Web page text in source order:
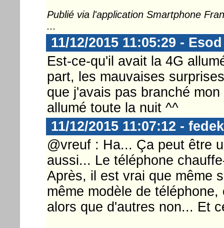
Publié via l'application Smartphone
...
11/12/2015 11:05:29 - Esod
Est-ce-qu'il avait la 4G
part, les mauvaises
que j'avais pas branché
allumé toute la nuit ^^
11/12/2015 11:07:12 -
@vreuf : Ha... Ça peut être
aussi... Le téléphone
Après, il est vrai que même
même modèle de
alors que d'autres non... Et